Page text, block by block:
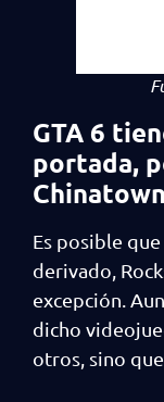
GTA 6
portada,
Es posible
derivado,
excepción.
dicho
otros, sino